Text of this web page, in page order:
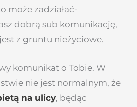
może zadziałać-
dobrą sub komunikację,
z gruntu nieżyciowe.
komunikat o Tobie. W
nie jest normalnym, że
na ulicy, będąc